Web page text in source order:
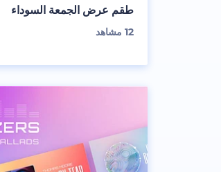
طقم عرض الجمعة السوداء
12 مشاهد